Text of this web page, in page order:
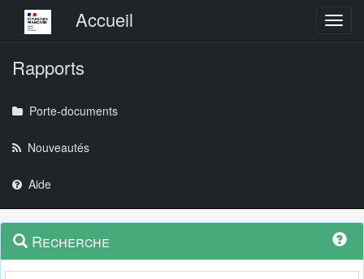
Menu principalAccueil
Rapports
Porte-documents
Nouveautés
Aide
Navigation
outils
Menu
contextuel
Recherche